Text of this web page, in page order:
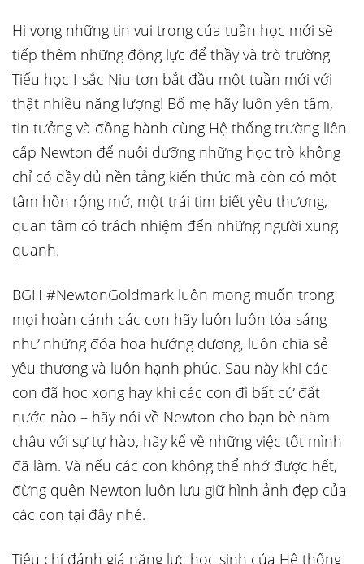
Hi vọng những tin vui trong của tuần học mới sẽ
tiếp thêm những động lực để thầy và trò trường
Tiểu học I-sắc Niu-tơn bắt đầu một tuần mới với
thật nhiều năng lượng! Bố mẹ hãy luôn yên tâm,
tin tưởng và đồng hành cùng Hệ thống trường liên
cấp Newton để nuôi dưỡng những học trò không
chỉ có đầy đủ nền tảng kiến thức mà còn có một
tâm hồn rộng mở, một trái tim biết yêu thương,
quan tâm có trách nhiệm đến những người xung
quanh.
BGH #NewtonGoldmark luôn mong muốn trong
mọi hoàn cảnh các con hãy luôn luôn tỏa sáng
như những đóa hoa hướng dương, luôn chia sẻ
yêu thương và luôn hạnh phúc. Sau này khi các
con đã học xong hay khi các con đi bất cứ đất
nước nào – hãy nói về Newton cho bạn bè năm
châu với sự tự hào, hãy kể về những việc tốt mình
đã làm. Và nếu các con không thể nhớ được hết,
đừng quên Newton luôn lưu giữ hình ảnh đẹp của
các con tại đây nhé.
Tiêu chí đánh giá năng lực học sinh của Hệ thống